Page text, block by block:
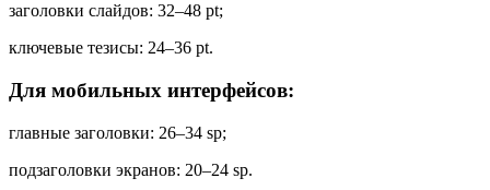
заголовки слайдов: 32–48 pt;
ключевые тезисы: 24–36 pt.
Для мобильных интерфейсов:
главные заголовки: 26–34 sp;
подзаголовки экранов: 20–24 sp.